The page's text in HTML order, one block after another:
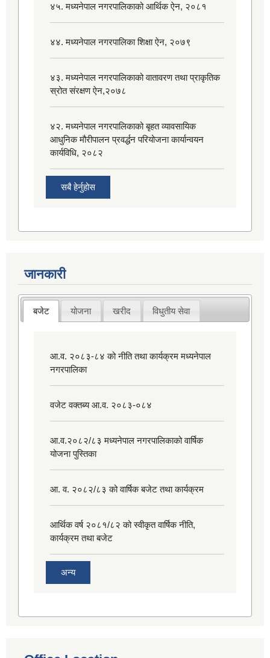
४५. मध्यनेपाल नगरपालिकाको आर्थिक ऐन, २०८१
४४. मध्यनेपाल नगरपालिका शिक्षा ऐन, २०७९
४३. मध्यनेपाल नगरपालिकाको वातावरण तथा प्राकृतिक
स्रोत संरक्षण ऐन,२०७८
४२. मध्यनेपाल नगरपालिकाको बृहत व्यावसायिक
आधुनिक मौरीपालन प्रवर्द्धन परियोजना कार्यान्वयन
कार्यविधि, २०८२
सबै हेर्नुहोस
जानकारी
बजेट योजना खरीद विधुतीय सेवा
आ.व. २०८३-८४ को नीति तथा कार्यक्रम मध्यनेपाल
नगरपालिका
वजेट वक्तब्य आ.व. २०८३-०८४
आ.व.२०८२/८३ मध्यनेपाल नगरपालिकाको वार्षिक
योजना पुस्तिका
आ. व. २०८२/८३ को वार्षिक बजेट तथा कार्यक्रम
आर्थिक वर्ष २०८१/८२ को स्वीकृत वार्षिक नीति,
कार्यक्रम तथा बजेट
अन्य